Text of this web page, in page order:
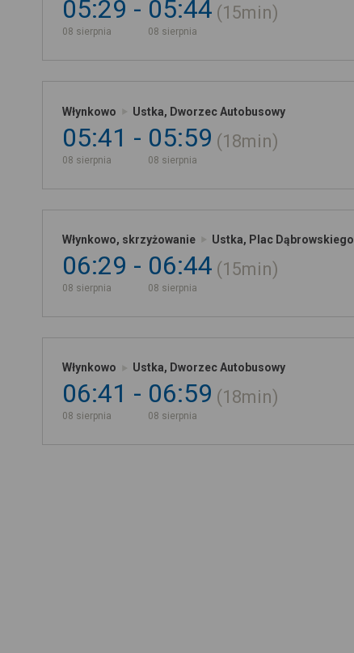
05:29
08 sierpnia
05:44
08 sierpnia
15min
Włynkowo Ustka, Dworzec Autobusowy
05:41
08 sierpnia
05:59
08 sierpnia
18min
Włynkowo, skrzyżowanie Ustka, Plac Dąbrowskiego
06:29
08 sierpnia
06:44
08 sierpnia
15min
Włynkowo Ustka, Dworzec Autobusowy
06:41
08 sierpnia
06:59
08 sierpnia
18min